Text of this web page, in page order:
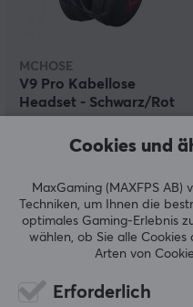
MCHOSE
V9 Pro Kabellose
Headset - Schwarz/Rot
54.90 €
Cookies und
MaxGaming (MAXFPS
Techniken, um Ihnen die
optimales Gaming-Erlebnis
wählen, ob Sie alle
Arten von
Erforderlich